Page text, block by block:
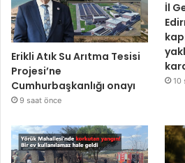
Erikli Atık Su Arıtma Tesisi
Projesi’ne
Cumhurbaşkanlığı onayı
9 saat önce
İl
10